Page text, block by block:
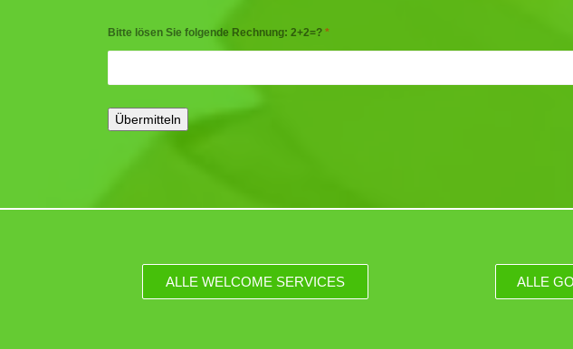
Bitte lösen Sie folgende Rechnung: 2+2=? *
ALLE WELCOME SERVICES ALLE